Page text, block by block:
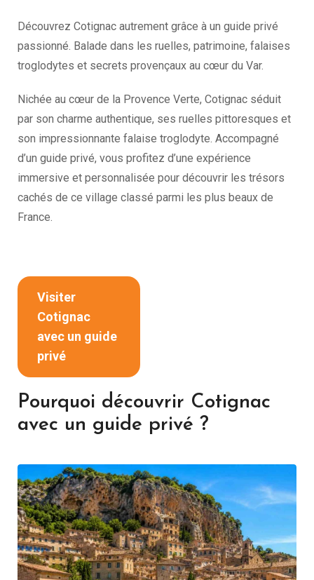
Découvrez Cotignac autrement grâce à un guide privé
passionné. Balade dans les ruelles, patrimoine, falaises
troglodytes et secrets provençaux au cœur du Var.
Nichée au cœur de la Provence Verte, Cotignac séduit
par son charme authentique, ses ruelles pittoresques et
son impressionnante falaise troglodyte. Accompagné
d’un guide privé, vous profitez d’une expérience
immersive et personnalisée pour découvrir les trésors
cachés de ce village classé parmi les plus beaux de
France.
Visiter
Cotignac
avec un guide
privé
Pourquoi découvrir Cotignac
avec un guide privé ?